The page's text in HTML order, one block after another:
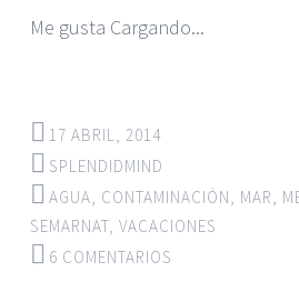
Me gusta Cargando...
17 ABRIL, 2014
SPLENDIDMIND
AGUA, CONTAMINACIÓN, MAR,
SEMARNAT, VACACIONES
6 COMENTARIOS